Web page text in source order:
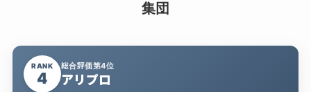
集団
RANK
4
総合評価第4位
アリプロ